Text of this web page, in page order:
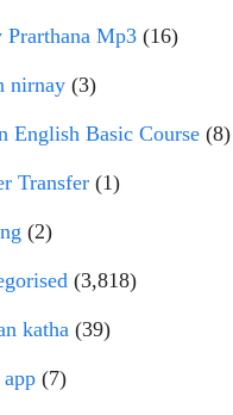
Prarthana Mp3 (16)
nirnay (3)
English Basic Course (8)
Transfer (1)
(2)
(3,818)
katha (39)
(7)